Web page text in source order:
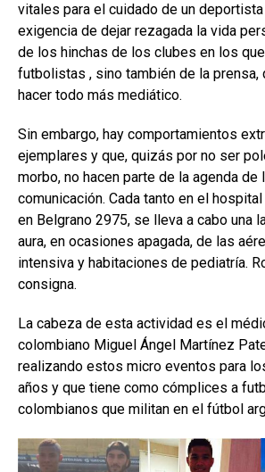
vitales para el cuidado de un
exigencia de dejar rezagada la vida
de los hinchas de los clubes en los
futbolistas , sino también de la prensa,
hacer todo más mediático.
Sin embargo, hay comportamientos
ejemplares y que, quizás por no ser
morbo, no hacen parte de la agenda
comunicación. Cada tanto en el
en Belgrano 2975, se lleva a cabo una
aura, en ocasiones apagada, de las
intensiva y habitaciones de pediatría.
consigna.
La cabeza de esta actividad es el
colombiano Miguel Ángel Martínez
realizando estos micro eventos para
años y que tiene como cómplices a
colombianos que militan en el fútbol